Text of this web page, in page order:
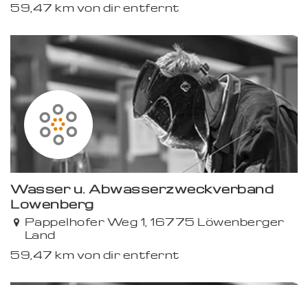
59,47 km von dir entfernt
Wasser u. Abwasserzweckverband
Löwenberg
Pappelhofer Weg 1, 16775 Löwenberger
Land
59,47 km von dir entfernt